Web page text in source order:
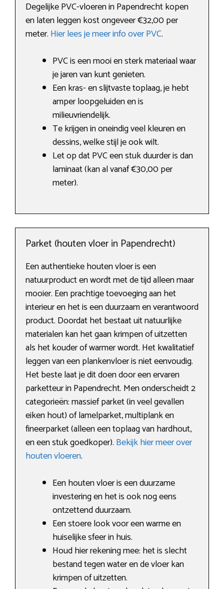
Degelijke PVC-vloeren in Papendrecht kopen
en laten leggen kost ongeveer €32,00 per
meter. Hier lees je meer info over PVC.
PVC is een mooi en sterk materiaal waar
je jaren van kunt genieten.
Een kras- en slijtvaste toplaag, je hebt
amper loopgeluiden en is
milieuvriendelijk.
Te krijgen in oneindig veel kleuren en
dessins, welke stijl je ook wilt.
Let op dat PVC een stuk duurder is dan
laminaat (kan al vanaf €30,00 per
meter).
Parket (houten vloer in Papendrecht)
Een authentieke houten vloer is een
natuurproduct en wordt met de tijd alleen maar
mooier. Een prachtige toevoeging aan het
interieur en het is een duurzaam en verantwoord
product. Doordat het bestaat uit natuurlijke
materialen kan het gaan krimpen of uitzetten
als het kouder of warmer wordt. Het kwalitatief
leggen van een plankenvloer is niet eenvoudig.
Het beste laat je dit doen door een ervaren
parketteur in Papendrecht. Men onderscheidt 2
categorieën: massief parket (in veel gevallen
eiken hout) of lamelparket, multiplank en
fineerparket (alleen een toplaag van hardhout,
en een stuk goedkoper). Bekijk hier meer over
houten vloeren.
Een houten vloer is een duurzame
investering en het is ook nog eens
ontzettend duurzaam.
Een stoere look voor een warme en
huiselijke sfeer in huis.
Houd hier rekening mee: het is slecht
bestand tegen water en de vloer kan
krimpen of uitzetten.